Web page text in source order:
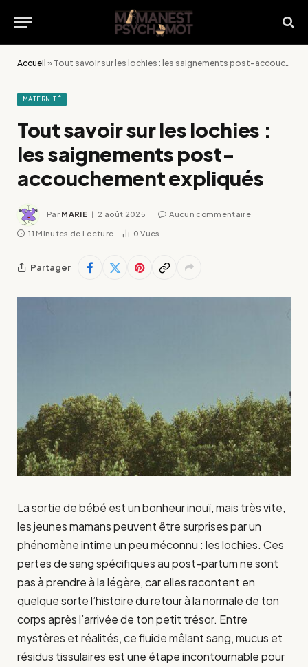
Accueil » Tout savoir sur les lochies : les saignements post-accouchement expliqués
MATERNITÉ
Tout savoir sur les lochies :
les saignements post-
accouchement expliqués
Par MARIE 2 août 2025 Aucun commentaire
11 Minutes de Lecture 0Vues
Partager
La sortie de bébé est un bonheur inouï, mais très vite,
les jeunes mamans peuvent être surprises par un
phénomène intime un peu méconnu : les lochies. Ces
pertes de sang spécifiques au post-partum ne sont
pas à prendre à la légère, car elles racontent en
quelque sorte l’histoire du retour à la normale de ton
corps après l’arrivée de ton petit trésor. Entre
mystères et réalités, ce fluide mêlant sang, mucus et
résidus tissulaires est une étape incontournable pour